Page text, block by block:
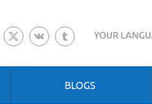
BLOGS